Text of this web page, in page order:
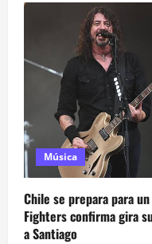
Música
Chile se prepara para
Fighters confirma gira
a Santiago